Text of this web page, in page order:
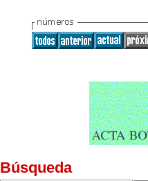
Búsqueda